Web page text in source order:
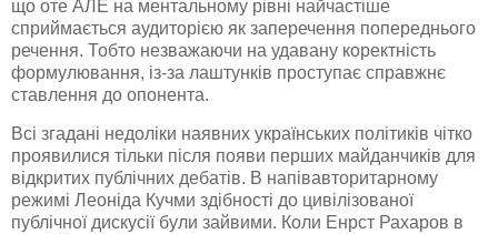
що оте АЛЕ на ментальному рівні найчастіше
сприймається аудиторією як заперечення попереднього
речення. Тобто незважаючи на удавану коректність
формулювання, із-за лаштунків проступає справжнє
ставлення до опонента.
Всі згадані недоліки наявних українських політиків чітко
проявилися тільки після появи перших майданчиків для
відкритих публічних дебатів. В напівавторитарному
режимі Леоніда Кучми здібності до цивілізованої
публічної дискусії були зайвими. Коли Енрст Рахаров в